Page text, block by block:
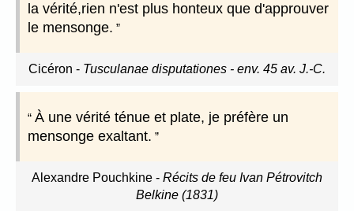
la vérité,rien n'est plus honteux que d'approuver
le mensonge.
Cicéron - Tusculanae disputationes - env. 45 av. J.-C.
À une vérité ténue et plate, je préfère un
mensonge exaltant.
Alexandre Pouchkine - Récits de feu Ivan Pétrovitch
Belkine (1831)